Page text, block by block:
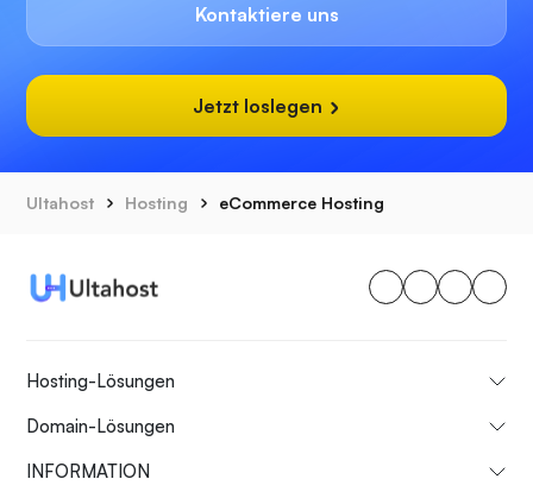
Kontaktiere uns
Jetzt loslegen
Ultahost Hosting eCommerce Hosting
Hosting-Lösungen
Domain-Lösungen
INFORMATION